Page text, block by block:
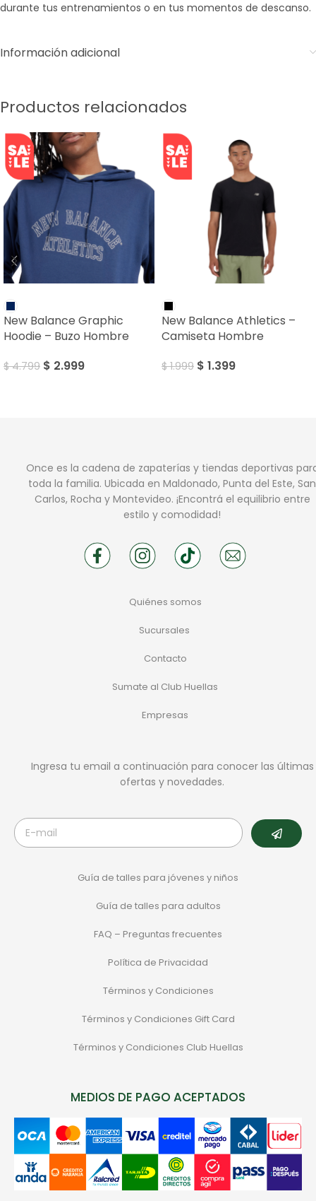
durante tus entrenamientos o en tus momentos de descanso.
Información adicional
Productos relacionados
New Balance Graphic
Hoodie – Buzo Hombre
$4.799 $ 2.999
New Balance Athletics –
Camiseta Hombre
$1.999 $ 1.399
Once es la cadena de zapaterías y tiendas deportivas
toda la familia. Ubicada en Maldonado, Punta del Este, San
Carlos, Rocha y Montevideo. ¡Encontrá el equilibrio entre
estilo y comodidad!
Quiénes somos
Sucursales
Contacto
Sumate al Club Huellas
Empresas
Ingresa tu email a continuación para conocer las últimas
ofertas y novedades.
Guía de talles para jóvenes y niños
Guía de talles para adultos
FAQ – Preguntas frecuentes
Política de Privacidad
Términos y Condiciones
Términos y Condiciones Gift Card
Términos y Condiciones Club Huellas
MEDIOS DE PAGO ACEPTADOS